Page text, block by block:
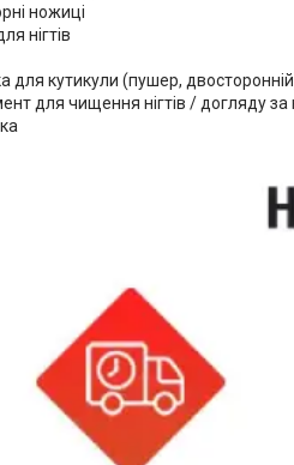
ножиці
нігтів
для кутикули (пушер,
для чищення нігтів / догляду